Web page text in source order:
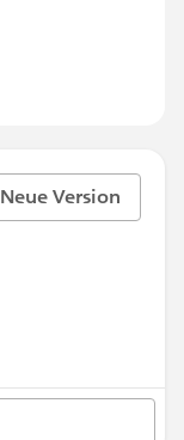
Neue Version